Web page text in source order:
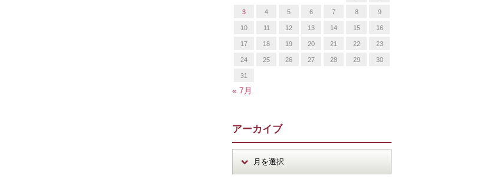
3 4 5 6 7 8 9
10 11 12 13 14 15 16
17 18 19 20 21 22 23
24 25 26 27 28 29 30
31
« 7月
アーカイブ